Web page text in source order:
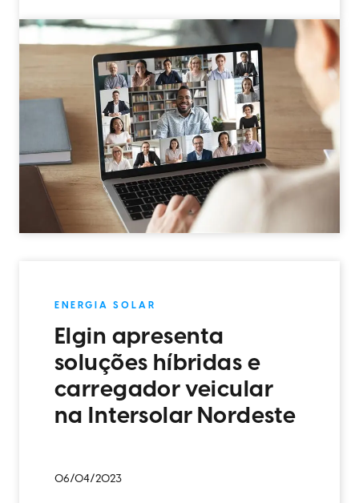
ENERGIA SOLAR
Elgin apresenta
soluções híbridas e
carregador veicular
na Intersolar Nordeste
06/04/2023